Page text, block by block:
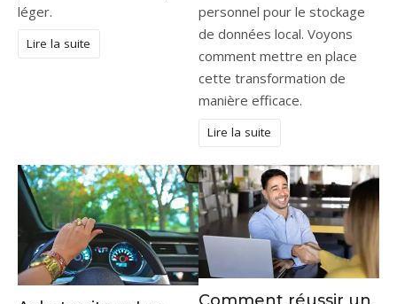
léger.
Lire la suite
personnel pour le stockage
de données local. Voyons
comment mettre en place
cette transformation de
manière efficace.
Lire la suite
Comment réussir un